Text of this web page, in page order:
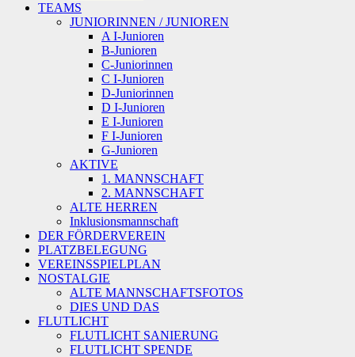
TEAMS
JUNIORINNEN / JUNIOREN
A I-Junioren
B-Junioren
C-Juniorinnen
C I-Junioren
D-Juniorinnen
D I-Junioren
E I-Junioren
F I-Junioren
G-Junioren
AKTIVE
1. MANNSCHAFT
2. MANNSCHAFT
ALTE HERREN
Inklusionsmannschaft
DER FÖRDERVEREIN
PLATZBELEGUNG
VEREINSSPIELPLAN
NOSTALGIE
ALTE MANNSCHAFTSFOTOS
DIES UND DAS
FLUTLICHT
FLUTLICHT SANIERUNG
FLUTLICHT SPENDE